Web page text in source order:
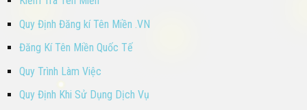
Quy Định Đăng kí Tên Miền .VN
Đăng Kí Tên Miền Quốc Tế
Quy Trình Làm Việc
Quy Định Khi Sử Dụng Dịch Vụ